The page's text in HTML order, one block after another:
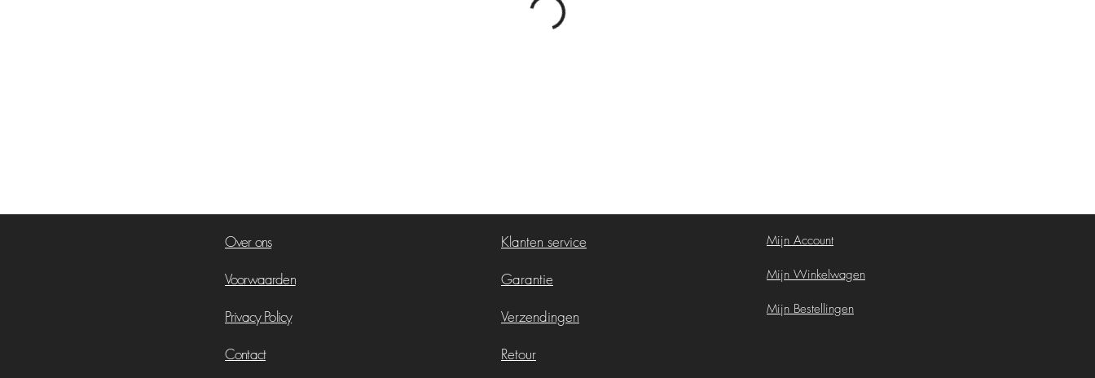
Over ons
Voorwaarden
Privacy Policy
Contact
Klanten service
Garantie
Verzendingen
Retour
Mijn Account
Mijn Winkelwagen
Mijn Bestellingen